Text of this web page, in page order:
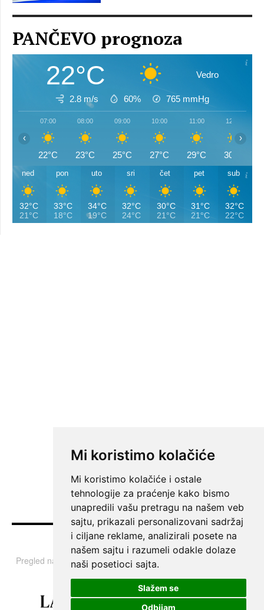
Mi koristimo kolačiće
Mi koristimo kolačiće i ostale
tehnologije za praćenje kako bismo
unapredili vašu pretragu na našem veb
sajtu, prikazali personalizovani sadržaj
i ciljane reklame, analizirali posete na
našem sajtu i razumeli odakle dolaze
naši posetioci sajta.
Slažem se
Odbijam
PANČEVO prognoza
22°C Vedro
2.8 m/s 60% 765 mmHg
07:00
22°C
08:00
23°C
09:00
25°C
10:00
27°C
11:00
29°C
12:00
30°C
‹ ›
ned
32°C
21°C
pon
33°C
18°C
uto
34°C
19°C
sri
32°C
24°C
čet
30°C
21°C
pet
31°C
21°C
sub
32°C
22°C
Vesti
Pregled najvažnijih informacija i tema iz Srbije, regiona i sveta.